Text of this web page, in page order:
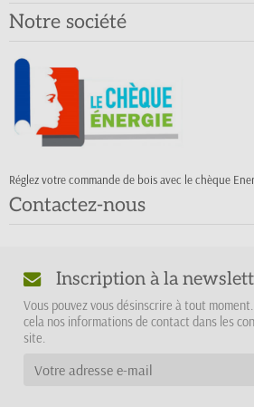
Notre société
Réglez votre commande de bois avec le chèque
Contactez-nous
Inscription à la
Vous pouvez vous désinscrire à tout
cela nos informations de contact dans les
site.